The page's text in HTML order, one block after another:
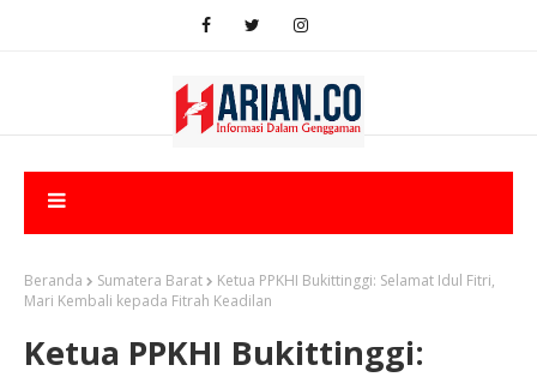
Beranda Sumatera Barat
Ketua PPKHI Bukittinggi: Selamat Idul Fitri,
Mari Kembali kepada Fitrah Keadilan
Ketua PPKHI Bukittinggi: